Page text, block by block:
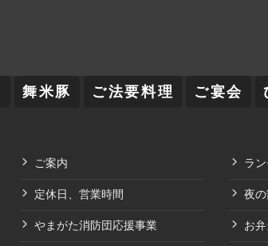
舞米豚 ご法要料理 ご宴会
ご案内
定休日、営業時間
やまがた消防団応援事業
ラ
夜
お弁